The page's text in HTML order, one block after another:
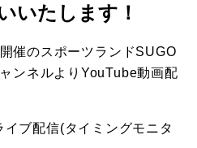
いたします！
催のスポーツランドSUGO
ンネルよりYouTube動画配
ブ配信(タイミングモニタ